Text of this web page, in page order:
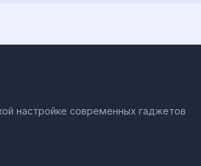
настройке современных гаджетов